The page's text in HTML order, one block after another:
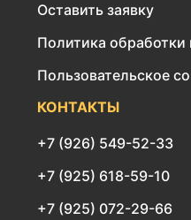
Оставить заявку
Политика
Пользовательское
КОНТАКТЫ
+7 (926) 549-52-33
+7 (925) 618-59-10
+7 (925) 072-29-66